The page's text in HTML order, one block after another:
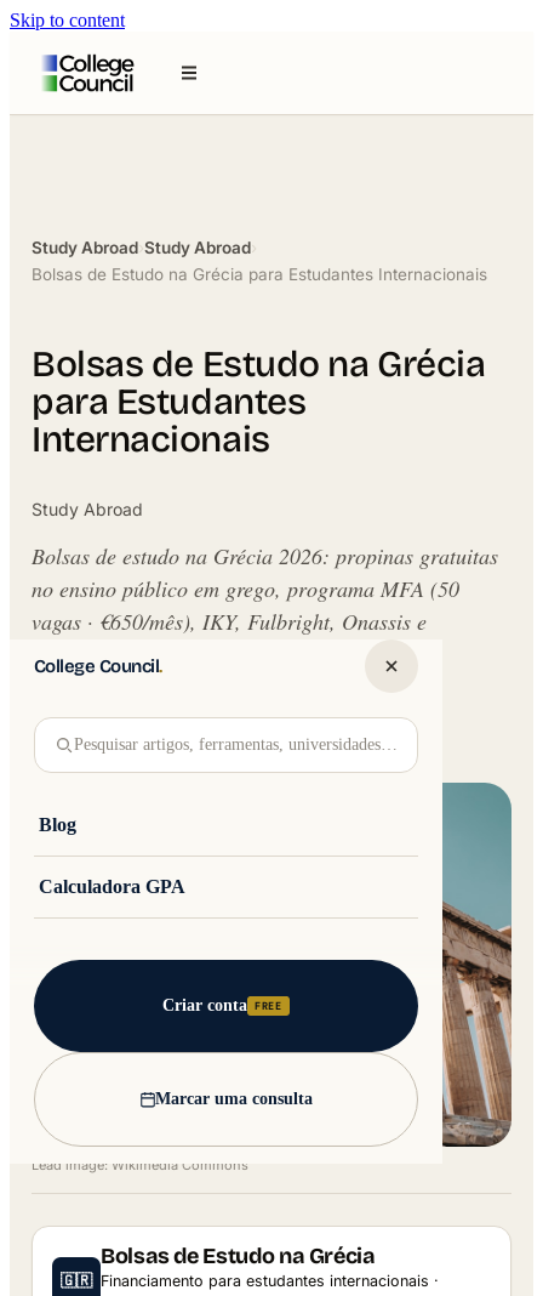
Skip to content
College Council.
Pesquisar artigos, ferramentas, universidades…
Blog
Calculadora GPA
Criar conta FREE
Marcar uma consulta
Study Abroad›Study Abroad›
Bolsas de Estudo na Grécia para Estudantes Internacionais
Bolsas de Estudo na Grécia
para Estudantes
Internacionais
Study Abroad
Bolsas de estudo na Grécia 2026: propinas gratuitas
no ensino público em grego, programa MFA (50
vagas · €650/mês), IKY, Fulbright, Onassis e
Erasmus+.
Written byJakub Andre College Council
Updated 16 February 2026 · 13 min read
Lead image: Wikimedia Commons
🇬🇷
Bolsas de Estudo na Grécia
Financiamento para estudantes internacionais ·